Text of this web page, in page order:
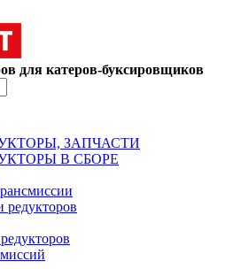
для катеров-буксировщиков
ЗАПЧАСТИ
В СБОРЕ
редукторов